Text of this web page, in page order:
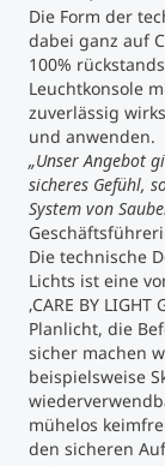
Die Form der
dabei ganz auf
100%
Leuchtkonsole
zuverlässig
und anwenden.
„Unser Angebot
sicheres Gefühl,
System von
Die technische
Lichts ist eine
‚CARE BY
Planlicht, die
sicher machen
beispielsweise
mühelos
den sicheren